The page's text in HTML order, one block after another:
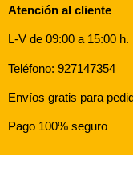
Atención al cliente
L-V de 09:00 a 15:00 h.
Teléfono: 927147354
Envíos gratis para
Pago 100% seguro